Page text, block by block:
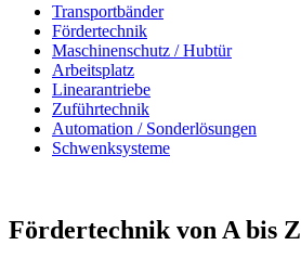
Transportbänder
Fördertechnik
Maschinenschutz / Hubtür
Arbeitsplatz
Linearantriebe
Zuführtechnik
Automation / Sonderlösungen
Schwenksysteme
Fördertechnik von A bis Z